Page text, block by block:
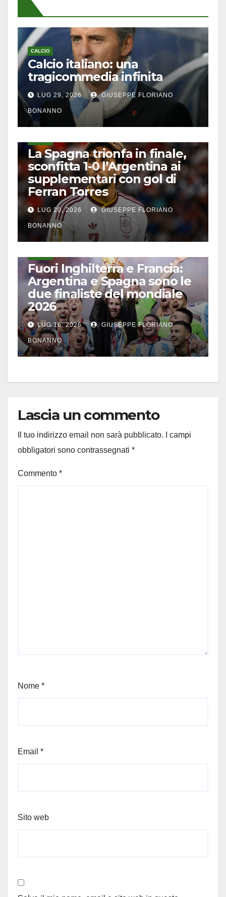
CALCIO
Calcio italiano: una
tragicommedia infinita
LUG 29, 2026 GIUSEPPE FLORIANO
BONANNO
La Spagna trionfa in finale,
sconfitta 1-0 l’Argentina ai
supplementari con gol di
Ferran Torres
LUG 20, 2026 GIUSEPPE FLORIANO
BONANNO
Fuori Inghilterra e Francia:
Argentina e Spagna sono le
due finaliste del mondiale
2026
LUG 16, 2026 GIUSEPPE FLORIANO
BONANNO
Lascia un commento
Il tuo indirizzo email non sarà pubblicato.
I campi
obbligatori sono contrassegnati *
Commento *
Nome *
Email *
Sito web